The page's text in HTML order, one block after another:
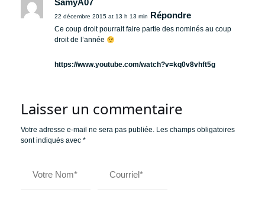
SamyA07
22 décembre 2015 at 13 h 13 min Répondre
Ce coup droit pourrait faire partie des nominés au coup
droit de l’année
https://www.youtube.com/watch?v=kq0v8vhft5g
Laisser un commentaire
Votre adresse e-mail ne sera pas publiée. Les champs obligatoires
sont indiqués avec *